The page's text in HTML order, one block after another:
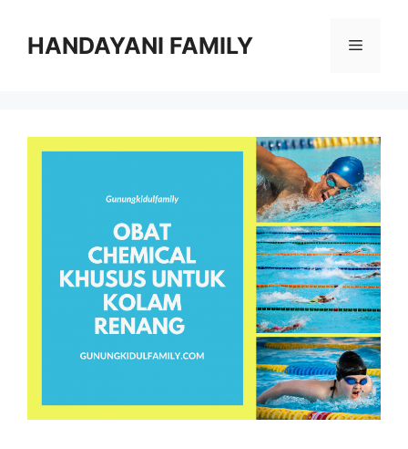
HANDAYANI FAMILY Menu